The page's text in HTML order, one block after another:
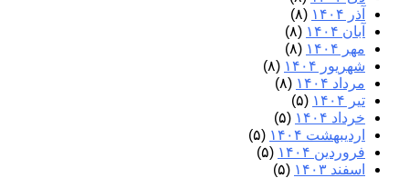
آذر ۱۴۰۴
(۸)
آبان ۱۴۰۴
(۸)
مهر ۱۴۰۴
(۸)
شهریور ۱۴۰۴
(۸)
مرداد ۱۴۰۴
(۸)
تیر ۱۴۰۴
(۵)
خرداد ۱۴۰۴
(۵)
اردیبهشت ۱۴۰۴
(۵)
فروردین ۱۴۰۴
(۵)
اسفند ۱۴۰۳
(۵)